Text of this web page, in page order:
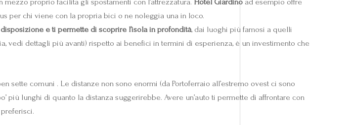
per chi viene con la propria bici o ne noleggia una in loco.
e ti permette di scoprire l’isola in profondità, dai luoghi più famosi a quelli
dettagli più avanti) rispetto ai benefici in termini di esperienza, è un investimento che
sette comuni . Le distanze non sono enormi (da Portoferraio all’estremo ovest ci sono
più lunghi di quanto la distanza suggerirebbe. Avere un’auto ti permette di affrontare con